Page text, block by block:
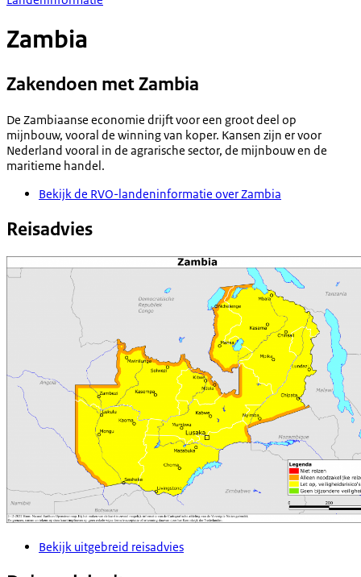
Zambia
Zakendoen met Zambia
De Zambiaanse economie drijft voor een groot deel op
mijnbouw, vooral de winning van koper. Kansen zijn er voor
Nederland vooral in de agrarische sector, de mijnbouw en de
maritieme handel.
Bekijk de RVO-landeninformatie over Zambia
Reisadvies
Bekijk uitgebreid reisadvies